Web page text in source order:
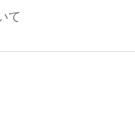
て